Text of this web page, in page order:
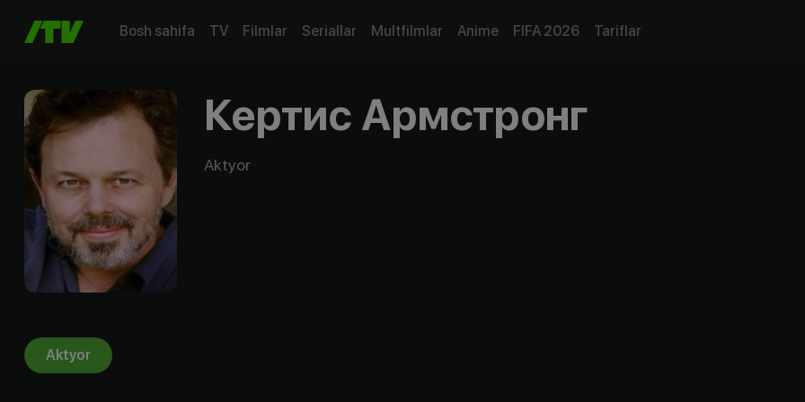
Bosh sahifa TV Filmlar Seriallar Multfilmlar Anime FIFA 2026 Tariflar
Кертис Армстронг
Aktyor
Aktyor